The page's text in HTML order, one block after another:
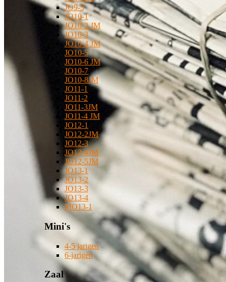
JO9-5
JO10-1
JO10-2 JM
JO10-3
JO10-4 JM
JO10-5
JO10-6 JM
JO10-7
JO10-8JM
JO11-1
JO11-2
JO11-3JM
JO11-4 JM
JO12-1
JO12-2JM
JO12-3
JO12-4JM
JO12-5JM
JO13-1
JO13-2
JO13-3
JO13-4
MO13-1
Mini's
4-5 jarigen
6-jarigen
Zaal